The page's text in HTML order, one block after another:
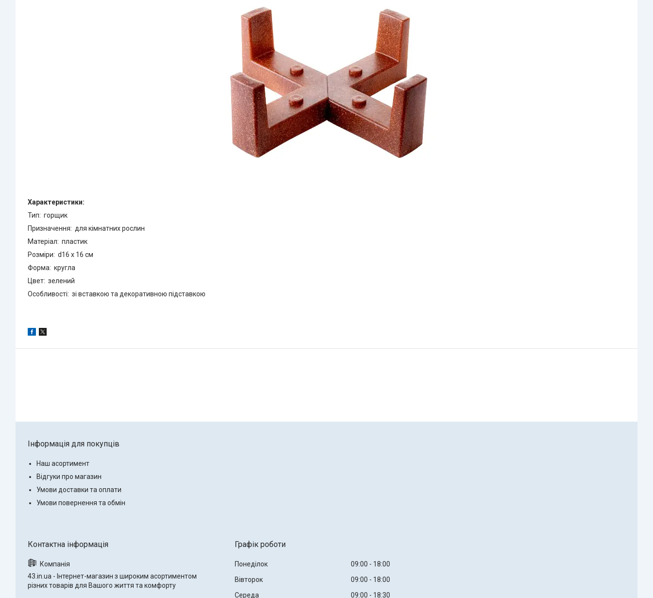
Характеристики:
Тип: горщик
Призначення: для кімнатних рослин
Матеріал: пластик
Розміри: d16 х 16 см
Форма: кругла
Цвет: зелений
Особливості: зі вставкою та декоративною підставкою
Інформація для покупців
Наш асортимент
Відгуки про магазин
Умови доставки та оплати
Умови повернення та обмін
43.in.ua - Інтернет-магазин з широким асортиментом
різних товарів для Вашого життя та комфорту
Графік роботи
Понеділок 09:00
18:00
Вівторок
09:00
18:00
Середа
09:00 18:30